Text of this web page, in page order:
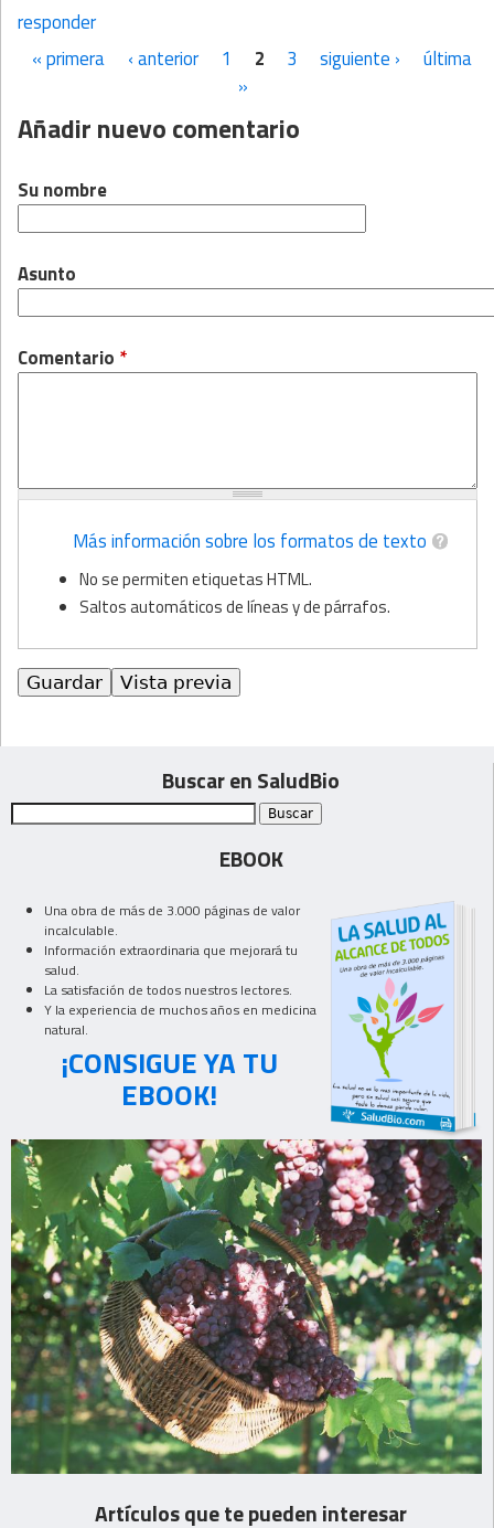
responder
Páginas
« primera ‹ anterior 1 2 3 siguiente ›
última
»
Añadir nuevo comentario
Su nombre
Asunto
Comentario *
Más información sobre los formatos de texto
No se permiten etiquetas HTML.
Saltos automáticos de líneas y de párrafos.
Buscar en SaludBio
EBOOK
Una obra de más de 3.000 páginas de valor
incalculable.
Información extraordinaria que mejorará tu
salud.
La satisfación de todos nuestros lectores.
Y la experiencia de muchos años en medicina
natural.
¡CONSIGUE YA TU
EBOOK!
Artículos que te pueden interesar